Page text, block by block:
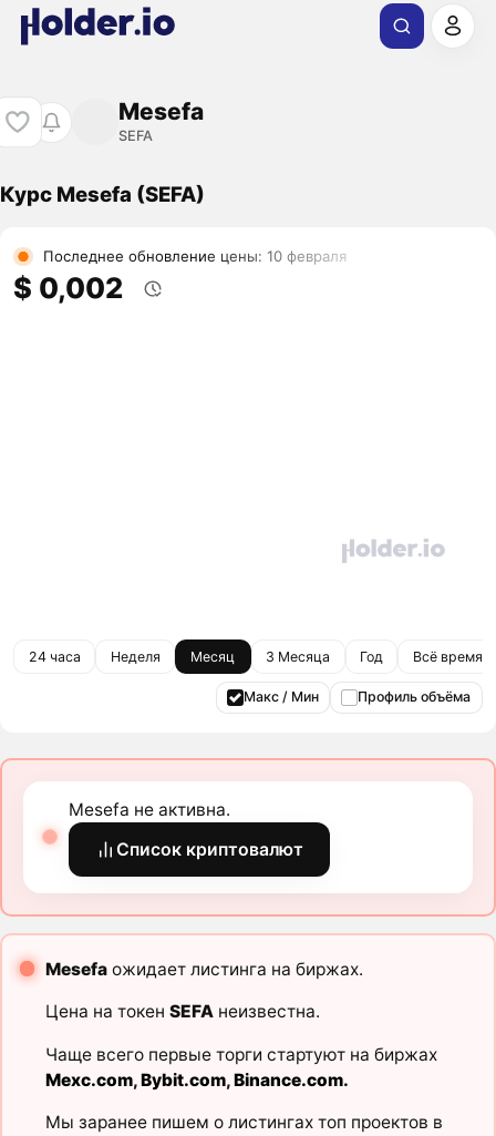
Mesefa
SEFA
Курс Mesefa (SEFA)
Последнее обновление цены: 10 февраля
$ 0,002
24 часа Неделя Месяц 3 Месяца Год Всё время
Макс / Мин Профиль объёма
Mesefa не активна.
Список криптовалют
Mesefaожидает листинга на биржах.
Цена на токен SEFAнеизвестна.
Чаще всего первые торги стартуют на биржах
Mexc.com,Bybit.com,Binance.com.
Мы заранее пишем о листингах топ проектов в